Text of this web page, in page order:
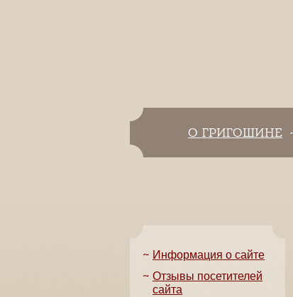
О ГРИГОШИНЕ
Информация о сайте
Отзывы посетителей
сайта